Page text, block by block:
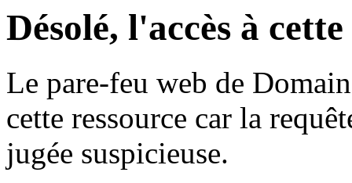
Désolé, l'accès à
Le pare-feu web de
cette ressource car la
jugée suspicieuse.